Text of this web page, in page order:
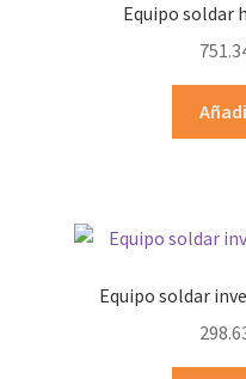
Equipo soldar
Equipo soldar